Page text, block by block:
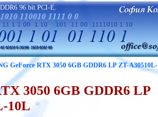
96 bit PCI-E.
GeForce RTX 3050 6GB GDDR6 LP ZT-A30510L-
3050 6GB GDDR6 LP
10L